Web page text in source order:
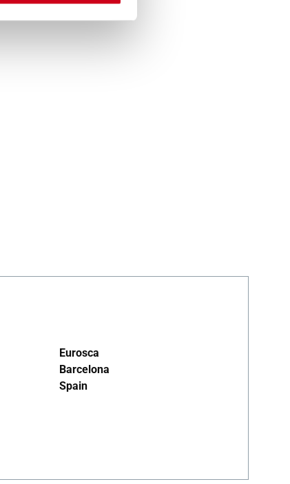
Eurosca
Barcelona
Spain